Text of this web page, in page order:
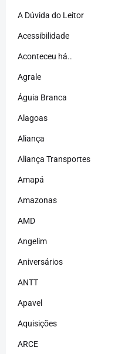
A Dúvida do Leitor
Acessibilidade
Aconteceu há..
Agrale
Águia Branca
Alagoas
Aliança
Aliança Transportes
Amapá
Amazonas
AMD
Angelim
Aniversários
ANTT
Apavel
Aquisições
ARCE